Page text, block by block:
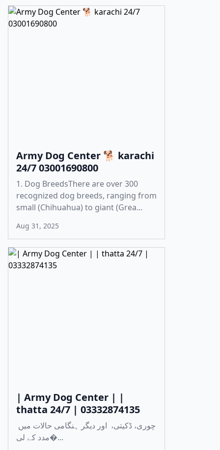
Army Dog Center 🐕 karachi
24/7 03001690800
1. Dog BreedsThere are over 300
recognized dog breeds, ranging from
small (Chihuahua) to giant (Grea...
Aug 31, 2025
| Army Dog Center | |
thatta 24/7 | 03332874135
مدد کے لی�...